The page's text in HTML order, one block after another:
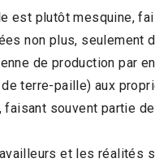
est plutôt mesquine,
non plus, seulement
de production par
terre-paille) aux
souvent partie
et les réalités